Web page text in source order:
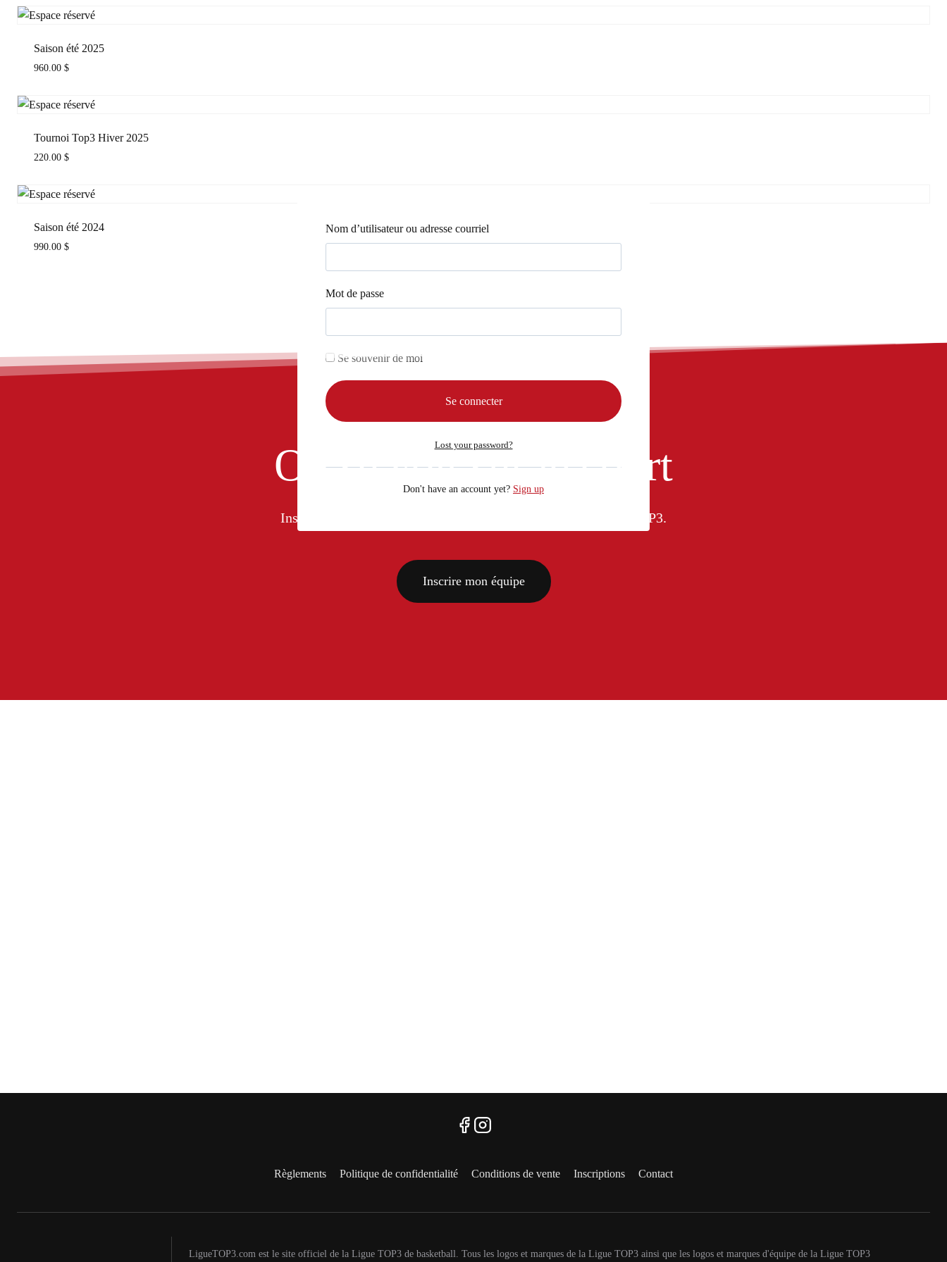
Saison été 2025
960.00 $
Tournoi Top3 Hiver 2025
220.00 $
Saison été 2024
990.00 $
On se voit sur le court
Inscrivez votre équipe et découvrez l’expérience de la Ligue TOP3.
Inscrire mon équipe
Règlements Politique de confidentialité Conditions de vente Inscriptions Contact
LigueTOP3.com est le site officiel de la Ligue TOP3 de basketball. Tous les logos et marques de la Ligue TOP3 ainsi que les logos et marques d'équipe de la Ligue TOP3
Nom d’utilisateur ou adresse courriel
Mot de passe
Se souvenir de moi
Lost your password?
Don't have an account yet? Sign up